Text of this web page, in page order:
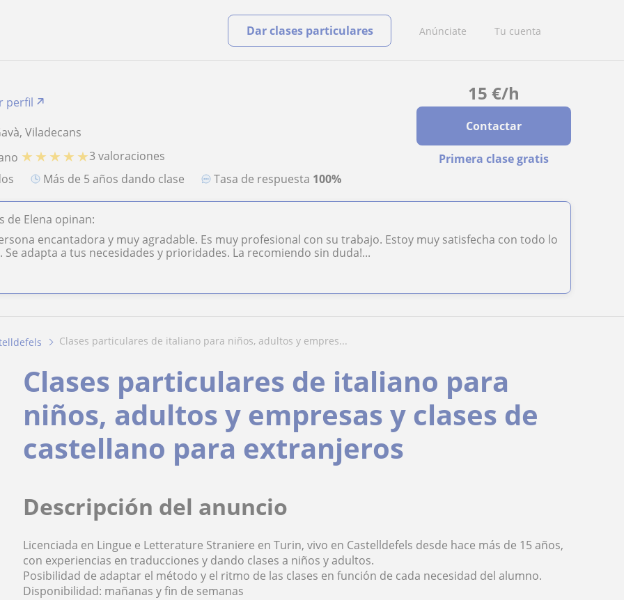
Anúnciate Tu cuenta
Dar clases particulares
15 €/h
Contactar
Primera clase gratis
perfil
Viladecans
★ ★ ★ ★ ★3 valoraciones
más de 5 años dando clase Tasa de respuesta 100%
de Elena opinan:
encantadora y muy agradable. Es muy profesional con su trabajo. Estoy muy satisfecha con todo lo
adapta a tus necesidades y prioridades. La recomiendo sin duda!...
clases particulares de italiano para niños, adultos y empres...
Clases particulares de italiano para
niños, adultos y empresas y clases de
castellano para extranjeros
Descripción del anuncio
Licenciada en Lingue e Letterature Straniere en Turin, vivo en Castelldefels desde hace más de 15 años,
con experiencias en traducciones y dando clases a niños y adultos.
Posibilidad de adaptar el método y el ritmo de las clases en función de cada necesidad del alumno.
Disponibilidad: mañanas y fin de semanas